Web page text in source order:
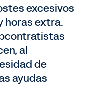
excesivos
horas extra.
al
de
ayudas